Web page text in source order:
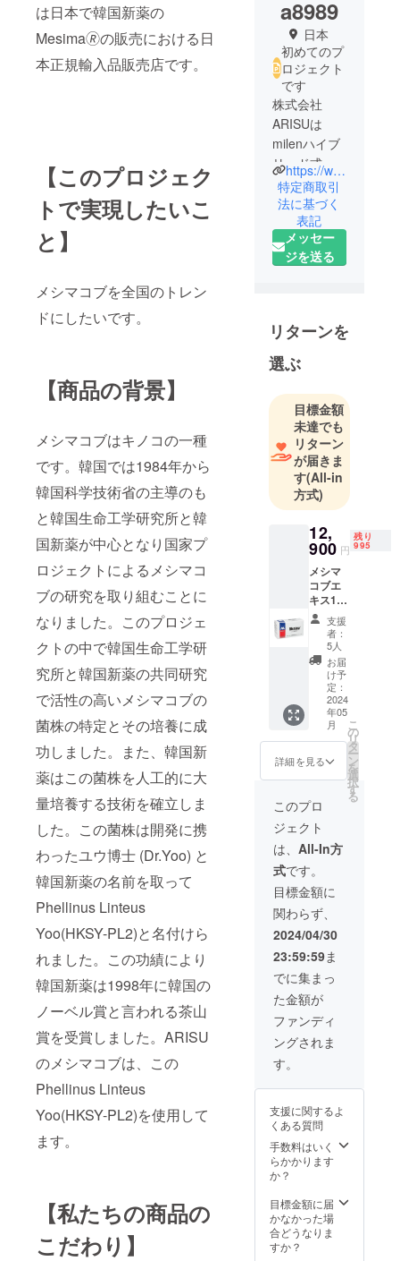
は日本で韓国新薬の
Mesima🄬の販売における日
本正規輸入品販売店です。
【このプロジェク
トで実現したいこ
と】
メシマコブを全国のトレン
ドにしたいです。
【商品の背景】
メシマコブはキノコの一種
です。韓国では1984年から
韓国科学技術省の主導のも
と韓国生命工学研究所と韓
国新薬が中心となり国家プ
ロジェクトによるメシマコ
ブの研究を取り組むことに
なりました。このプロジェ
クトの中で韓国生命工学研
究所と韓国新薬の共同研究
で活性の高いメシマコブの
菌株の特定とその培養に成
功しました。また、韓国新
薬はこの菌株を人工的に大
量培養する技術を確立しま
した。この菌株は開発に携
わったユウ博士 (Dr.Yoo) と
韓国新薬の名前を取って
Phellinus Linteus
Yoo(HKSY-PL2)と名付けら
れました。この功績により
韓国新薬は1998年に韓国の
ノーベル賞と言われる茶山
賞を受賞しました。ARISU
のメシマコブは、この
Phellinus Linteus
Yoo(HKSY-PL2)を使用して
ます。
【私たちの商品の
こだわり】
a8989
日本
初めてのプ
ロジェクト
です
株式会社
ARISUは
milenハイブ
リッド式家
庭用生ごみ
処理機を正
規輸入して
おります。
https://www.arisu.biz
特定商取引
法に基づく
表記
メッセー
ジを送る
リターンを
選ぶ
目標金額
未達でも
リターン
が届きま
す(All-in
方式)
12,
900 円
残り
995
メシマ
コブエ
キス1箱
原材
料・メ
シマコ
ブ（メ
シマコ
ブ菌糸
体エキ
ス）、
乳糖、
デキス
トリン
お召し
方： 水
やお茶
などに
溶かし
てご飲
用いた
だけま
す。食
べ物に
振りか
けてお
召し上
がり頂
くこと
も出来
ます。
1日1g～
3gを目
はぬる
どでお
百し上
がり下
さい。
2027.1.
9 内容
量：33g
支援
者：
5人
お届
け予
定：
2024
年05
月
詳細を見る
こ
の
リ
タ
ー
ン
を
選
択
す
る
このプロ
ジェクト
は、 All-In方
式です。
目標金額に
関わらず、
2024/04/30
23:59:59ま
でに集まっ
た金額が
ファンディ
ングされま
す。
支援に関するよ
くある質問
手数料はいく
らかかります
か？
目標金額に届
かなかった場
合どうなりま
すか？